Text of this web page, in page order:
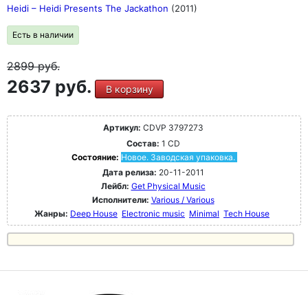
Heidi – Heidi Presents The Jackathon (2011)
Есть в наличии
2899руб.
2637 руб. В корзину
Артикул: CDVP 3797273
Состав: 1 CD
Состояние: Новое. Заводская упаковка.
Дата релиза: 20-11-2011
Лейбл: Get Physical Music
Исполнители: Various / Various
Жанры: Deep House Electronic music Minimal Tech House